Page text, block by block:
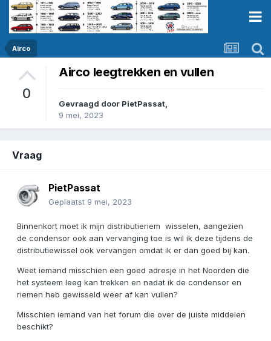
Airco
0
Airco leegtrekken en vullen
Gevraagd door PietPassat,
9 mei, 2023
Vraag
PietPassat
Geplaatst 9 mei, 2023
Binnenkort moet ik mijn distributieriem wisselen, aangezien
de condensor ook aan vervanging toe is wil ik deze tijdens de
distributiewissel ook vervangen omdat ik er dan goed bij kan.
Weet iemand misschien een goed adresje in het Noorden die
het systeem leeg kan trekken en nadat ik de condensor en
riemen heb gewisseld weer af kan vullen?
Misschien iemand van het forum die over de juiste middelen
beschikt?